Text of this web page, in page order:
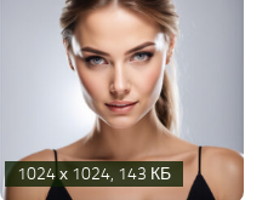
1024 х 1024, 143 КБ